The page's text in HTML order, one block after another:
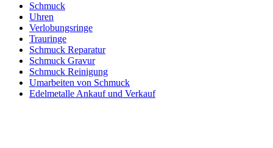
Schmuck
Uhren
Verlobungsringe
Trauringe
Schmuck Reparatur
Schmuck Gravur
Schmuck Reinigung
Umarbeiten von Schmuck
Edelmetalle Ankauf und Verkauf